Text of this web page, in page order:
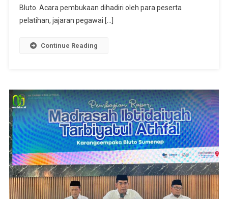
Bluto. Acara pembukaan dihadiri oleh para peserta
pelatihan, jajaran pegawai […]
Continue Reading